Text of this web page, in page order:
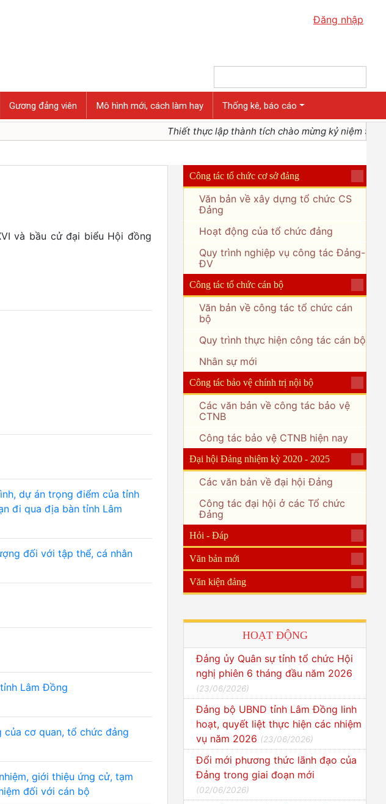
Đăng nhập
Gương đảng viên Mô hình mới, cách làm hay Thống kê, báo cáo
Thiết thực lập thành tích chào mừng kỷ niệm 95
và bầu cử đại biểu Hội đồng
dự án trọng điểm của tỉnh
đi qua địa bàn tỉnh Lâm
đối với tập thể, cá nhân
Lâm Đồng
cơ quan, tổ chức đảng
giới thiệu ứng cử, tạm
đối với cán bộ
Công tác tổ chức cơ sở đảng
Văn bản về xây dựng tổ chức CS
Đảng
Hoạt động của tổ chức đảng
Quy trình nghiệp vụ công tác Đảng-
ĐV
Công tác tổ chức cán bộ
Văn bản về công tác tổ chức cán
bộ
Quy trình thực hiện công tác cán bộ
Nhân sự mới
Công tác bảo vệ chính trị nội bộ
Các văn bản về công tác bảo vệ
CTNB
Công tác bảo vệ CTNB hiện nay
Đại hội Đảng nhiệm kỳ 2020 - 2025
Các văn bản về đại hội Đảng
Công tác đại hội ở các Tổ chức
Đảng
Hỏi - Đáp
Văn bản mới
Văn kiện đảng
HOẠT ĐỘNG
Đảng ủy Quân sự tỉnh tổ chức Hội
nghị phiên 6 tháng đầu năm 2026
(23/06/2026)
Đảng bộ UBND tỉnh Lâm Đồng linh
hoạt, quyết liệt thực hiện các nhiệm
vụ năm 2026 (23/06/2026)
Đổi mới phương thức lãnh đạo của
Đảng trong giai đoạn mới
(02/06/2026)